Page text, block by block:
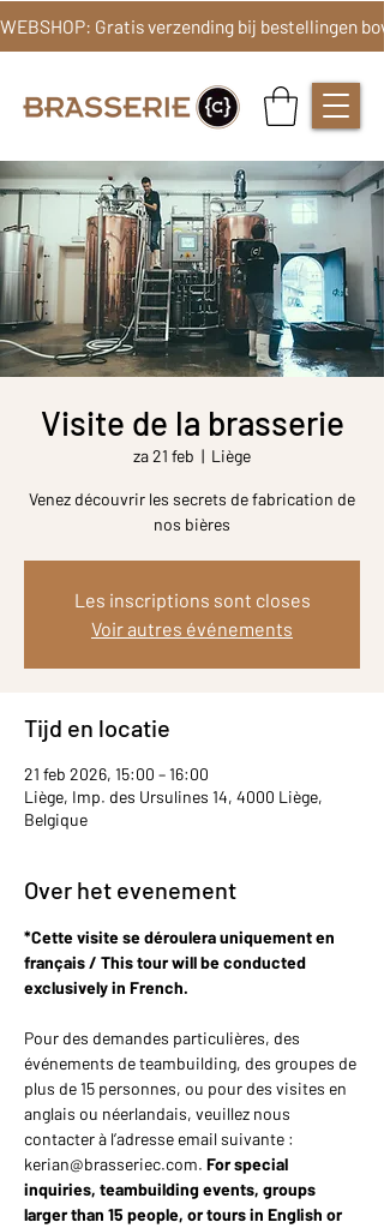
Visite de la brasserie
za 21 feb
  |
Liège
Venez découvrir les secrets de fabrication de
nos bières
Les inscriptions sont closes
Voir autres événements
Tijd en locatie
21 feb 2026, 15:00 – 16:00
Liège, Imp. des Ursulines 14, 4000 Liège,
Belgique
Over het evenement
*Cette visite se déroulera uniquement en
français / This tour will be conducted
exclusively in French.
Pour des demandes particulières, des
événements de teambuilding, des groupes de
plus de 15 personnes, ou pour des visites en
anglais ou néerlandais, veuillez nous
contacter à l’adresse email suivante :
kerian@brasseriec.com. For special
inquiries, teambuilding events, groups
larger than 15 people, or tours in English or